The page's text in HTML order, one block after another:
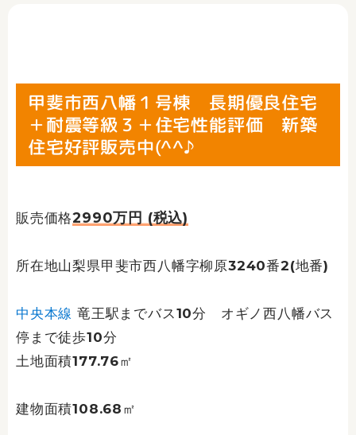
甲斐市西八幡１号棟 長期優良住宅
＋耐震等級３＋住宅性能評価 新築
住宅好評販売中(^^♪
販売価格2990万円 (税込)
所在地山梨県甲斐市西八幡字柳原3240番2(地番)
中央本線 竜王駅までバス10分 オギノ西八幡バス
停まで徒歩10分
土地面積177.76㎡
建物面積108.68㎡